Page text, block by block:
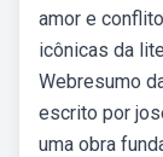
amor e
icônicas da
Webresumo
escrito por
uma obra